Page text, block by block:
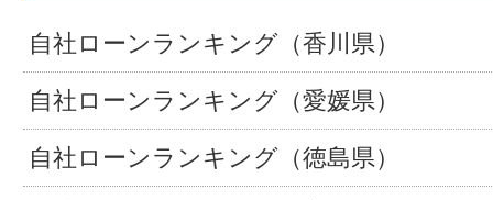
自社ローンランキング（香川県）
自社ローンランキング（愛媛県）
自社ローンランキング（徳島県）